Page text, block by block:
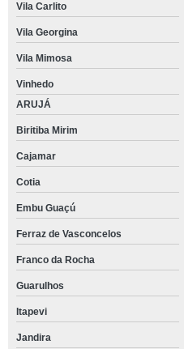
Vila Carlito
Vila Georgina
Vila Mimosa
Vinhedo
ARUJÁ
Biritiba Mirim
Cajamar
Cotia
Embu Guaçú
Ferraz de Vasconcelos
Franco da Rocha
Guarulhos
Itapevi
Jandira